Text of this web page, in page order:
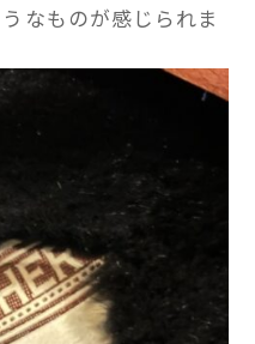
なものが感じられま